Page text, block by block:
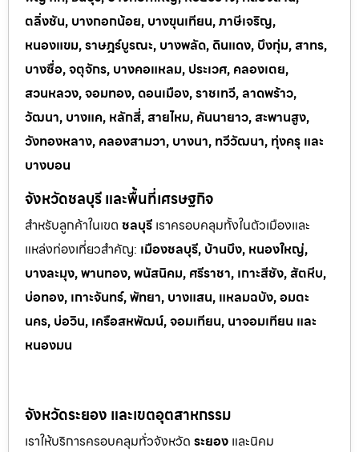
ตลิ่งชัน, บางกอกน้อย, บางขุนเทียน, ภาษีเจริญ,
หนองแขม, ราษฎร์บูรณะ, บางพลัด, ดินแดง, บึงกุ่ม, สาทร,
บางซื่อ, จตุจักร, บางคอแหลม, ประเวศ, คลองเตย,
สวนหลวง, จอมทอง, ดอนเมือง, ราชเทวี, ลาดพร้าว,
วัฒนา, บางแค, หลักสี่, สายไหม, คันนายาว, สะพานสูง,
วังทองหลาง, คลองสามวา, บางนา, ทวีวัฒนา, ทุ่งครุ และ
บางบอน
จังหวัดชลบุรี และพื้นที่เศรษฐกิจ
สำหรับลูกค้าในเขต ชลบุรี เราครอบคลุมทั้งในตัวเมืองและ
แหล่งท่องเที่ยวสำคัญ: เมืองชลบุรี, บ้านบึง, หนองใหญ่,
บางละมุง, พานทอง, พนัสนิคม, ศรีราชา, เกาะสีชัง, สัตหีบ,
บ่อทอง, เกาะจันทร์, พัทยา, บางแสน, แหลมฉบัง, อมตะ
นคร, บ่อวิน, เครือสหพัฒน์, จอมเทียน, นาจอมเทียน และ
หนองมน
จังหวัดระยอง และเขตอุตสาหกรรม
เราให้บริการครอบคลุมทั่วจังหวัด ระยอง และนิคม